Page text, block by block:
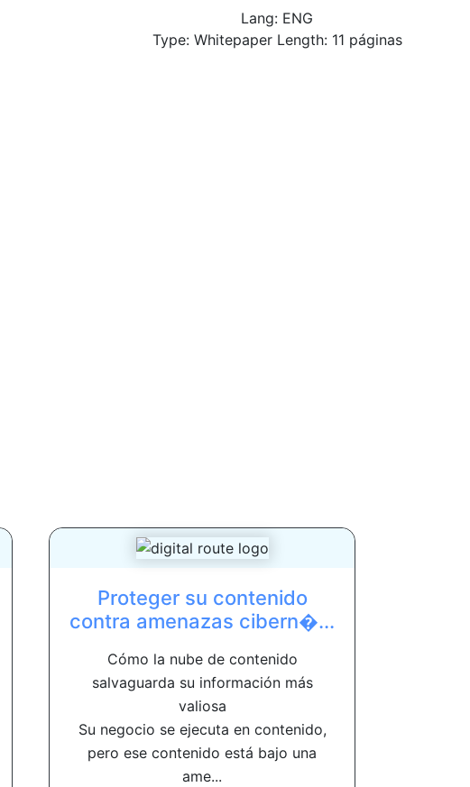
Lang: ENG
Type: Whitepaper Length: 11 páginas
Proteger su contenido
contra amenazas cibern�...
Cómo la nube de contenido
salvaguarda su información más
valiosa
Su negocio se ejecuta en contenido,
pero ese contenido está bajo una
ame...